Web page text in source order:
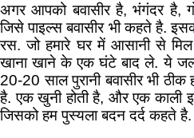
अगर आपको बवासीर है, भंगंदर है,
जिसे पाइल्स बवासीर भी कहते है.
रस. जो हमारे घर में आसानी से
खाना खाने के एक घंटे बाद ले. ये
20-20 साल पुरानी बवासीर भी ठीक
है. एक खुनी होती है, और एक काली
जिसको हम पुस्यला बदन दर्द कहते है.